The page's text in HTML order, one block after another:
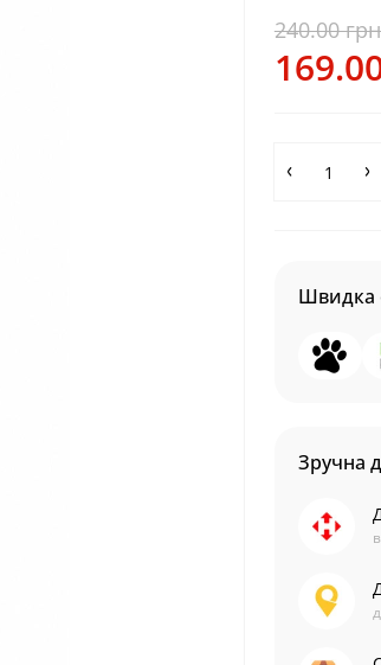
240.00
Швидка
Зручна